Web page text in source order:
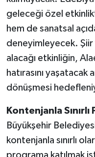
geleceği özel
hem de sanatsal
deneyimleyecek.
alacağı etkinliğin,
hatırasını yaşatacak
dönüşmesi
Kontenjanla
Büyükşehir
kontenjanla sınırlı